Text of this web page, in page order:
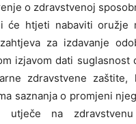
o zdravstvenoj
će htjeti nabaviti oružje
za izdavanje
izjavom dati suglasnost
zdravstvene
saznanja o promjeni
utječe na